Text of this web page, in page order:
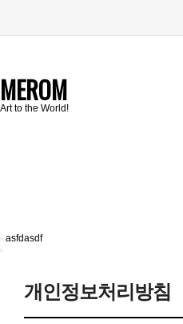
MEROM
Art to the World!
asfdasdf
개인정보처리방침